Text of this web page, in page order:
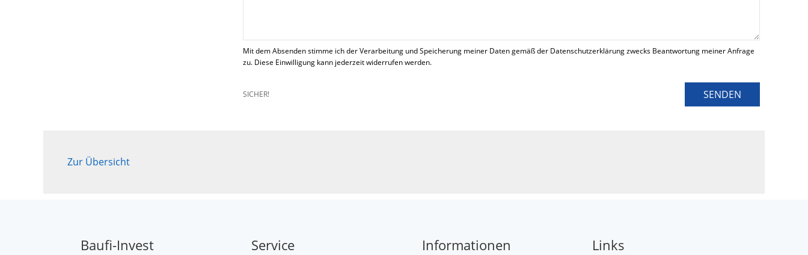
Mit dem Absenden stimme ich der Verarbeitung und Speicherung meiner Daten gemäß der Datenschutzerklärung zwecks Beantwortung meiner Anfrage
zu. Diese Einwilligung kann jederzeit widerrufen werden.
SICHER! SENDEN
Zur Übersicht
Baufi-Invest Service Informationen Links